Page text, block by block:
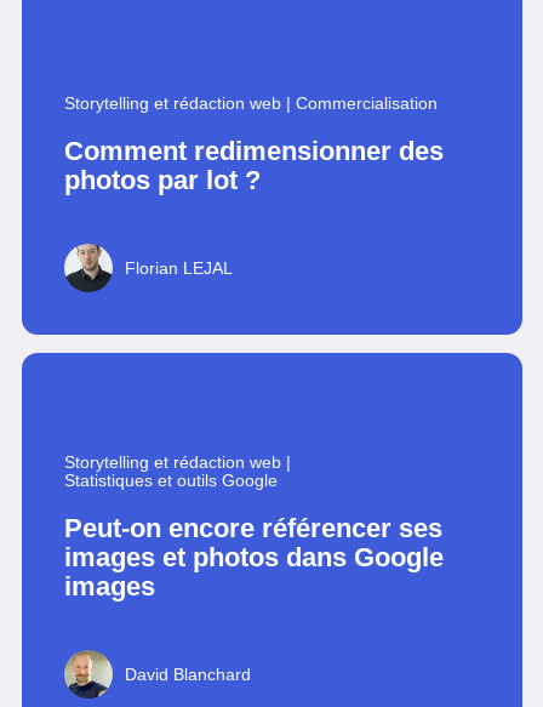
Storytelling et rédaction web| Commercialisation
Comment redimensionner des
photos par lot ?
Florian LEJAL
Storytelling et rédaction web|
Statistiques et outils Google
Peut-on encore référencer ses
images et photos dans Google
images
David Blanchard